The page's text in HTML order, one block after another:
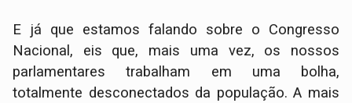
E já que estamos falando sobre o Congresso
Nacional, eis que, mais uma vez, os nossos
parlamentares trabalham em uma bolha,
totalmente desconectados da população. A mais